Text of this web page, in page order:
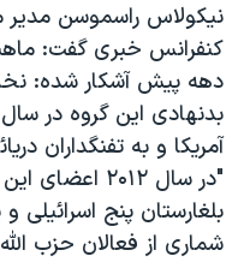
گالری عکس
آرشیو پخش زنده
اعتراضات زن، زندگی،
مجموعه مستندهای دادخواهی
تریبونال مردمی آبان ۹۸
دادگاه حمید نوری
چهل سال گروگان‌گیری
قانون شفافیت دارائی کادر
نیکولاس راسموسن مدیر
کنفرانس خبری گفت:
دهه پیش آشکار شده:
آمریکا و به تفنگداران
"در سال ۲۰۱۲
بلغارستان پنج اسرائیلی
شماری از فعالان حزب الله